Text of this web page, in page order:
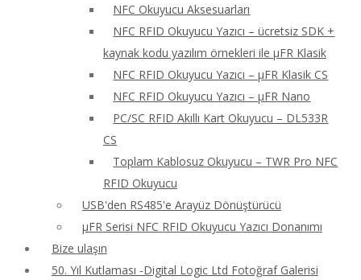
NFC Okuyucu Aksesuarları
NFC RFID Okuyucu Yazıcı – ücretsiz SDK +
kaynak kodu yazılım örnekleri ile μFR Klasik
NFC RFID Okuyucu Yazıcı – μFR Klasik CS
NFC RFID Okuyucu Yazıcı – μFR Nano
PC/SC RFID Akıllı Kart Okuyucu – DL533R
CS
Toplam Kablosuz Okuyucu – TWR Pro NFC
RFID Okuyucu
USB'den RS485'e Arayüz Dönüştürücü
μFR Serisi NFC RFID Okuyucu Yazıcı Donanımı
Bize ulaşın
50. Yıl Kutlaması -Digital Logic Ltd Fotoğraf Galerisi